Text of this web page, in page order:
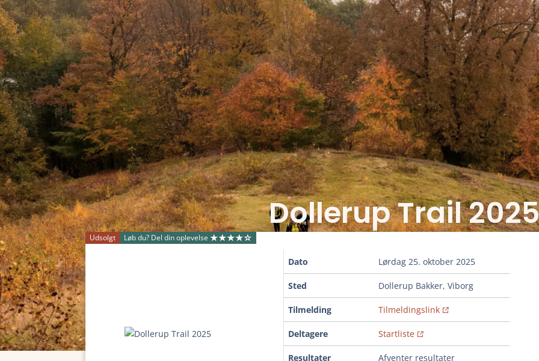
Dollerup Trail
Udsolgt Løb du? Del din oplevelse
Dato lørdag 25. oktober 2025
Sted Dollerup Bakker, Viborg
Tilmelding Tilmeldingslink
Deltagere Startliste
Resultater Afventer resultater